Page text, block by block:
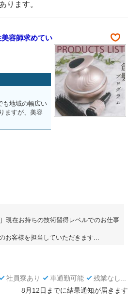
ります。
容師求めてい
も地域の幅広い
ますが、美容
現在お持ちの技術習得レベルでのお仕事
お客様を担当していただきます...
社員寮あり 車通勤可能
残業なし
8月12日までに結果通知が届きます